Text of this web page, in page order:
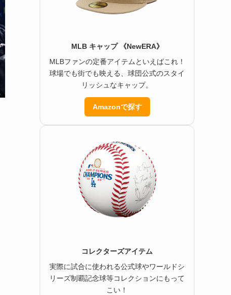
MLB キャップ 《NewERA》
MLBファンの定番アイテムといえばこれ！
球場でも街でも映える、球団公式のスタイ
リッシュなキャップ。
Amazonで探す
コレクターズアイテム
実際に試合に使われる公式球やワールドシ
リーズ制覇記念球等コレクションにもって
こい！